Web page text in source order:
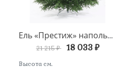
Ель «Престиж» напольная
21 215 ₽ 18 033 ₽
Высота см.